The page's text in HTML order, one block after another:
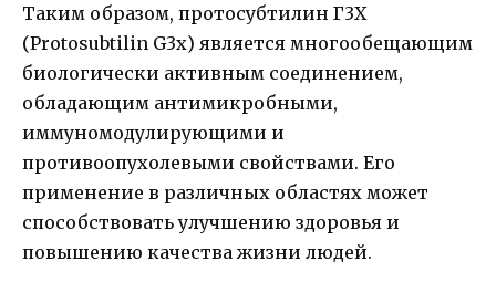
Таким образом, протосубтилин Г3Х
(Protosubtilin G3x) является многообещающим
биологически активным соединением,
обладающим антимикробными,
иммуномодулирующими и
противоопухолевыми свойствами. Его
применение в различных областях может
способствовать улучшению здоровья и
повышению качества жизни людей.